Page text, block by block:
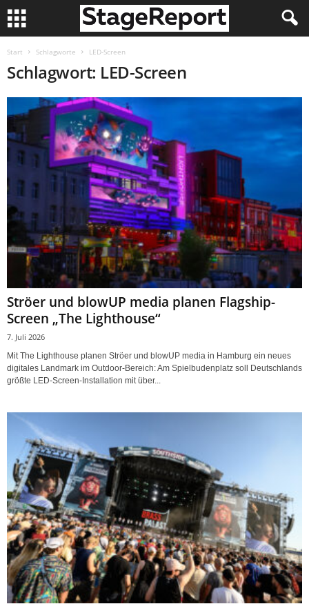
Start Schlagworte LED-Screen
Schlagwort: LED-Screen
Ströer und blowUP media planen Flagship-
Screen „The Lighthouse“
7. Juli 2026
Mit The Lighthouse planen Ströer und blowUP media in Hamburg ein neues
digitales Landmark im Outdoor-Bereich: Am Spielbudenplatz soll Deutschlands
größte LED-Screen-Installation mit über...